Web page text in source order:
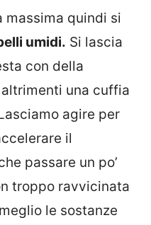
quindi si
umidi. Si lascia
con della
una cuffia
agire per
il
passare un po’
troppo ravvicinata
le sostanze